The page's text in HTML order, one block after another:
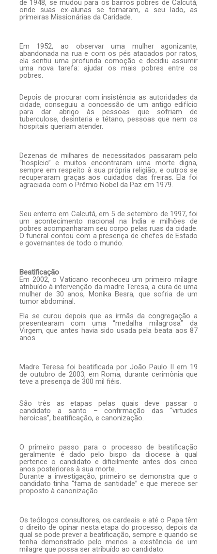
de 1948, se mudou para os bairros pobres de Calcutá,
onde suas ex-alunas se tornaram, a seu lado, as
primeiras Missionárias da Caridade.
Em 1952, ao observar uma mulher agonizante,
abandonada na rua e com os pés atacados por ratos,
ela sentiu uma profunda comoção e decidiu assumir
uma nova tarefa: ajudar os mais pobres entre os
pobres.
Depois de procurar com insistência as autoridades da
cidade, conseguiu a concessão de um antigo edifício
para dar abrigo às pessoas que sofriam de
tuberculose, desinteria e tétano, pessoas que nem os
hospitais queriam atender.
Dezenas de milhares de necessitados passaram pelo
“hospício” e muitos encontraram uma morte digna,
sempre em respeito à sua própria religião, e outros se
recuperaram graças aos cuidados das freiras. Ela foi
agraciada com o Prêmio Nobel da Paz em 1979.
Seu enterro em Calcutá, em 5 de setembro de 1997, foi
um acontecimento nacional na Índia e milhões de
pobres acompanharam seu corpo pelas ruas da cidade.
O funeral contou com a presença de chefes de Estado
e governantes de todo o mundo.
Beatificação
Em 2002, o Vaticano reconheceu um primeiro milagre
atribuído à intervenção da madre Teresa, a cura de uma
mulher de 30 anos, Monika Besra, que sofria de um
tumor abdominal.
Ela se curou depois que as irmãs da congregação a
presentearam com uma “medalha milagrosa” da
Virgem, que antes havia sido usada pela beata aos 87
anos.
Madre Teresa foi beatificada por João Paulo II em 19
de outubro de 2003, em Roma, durante cerimônia que
teve a presença de 300 mil fiéis.
São três as etapas pelas quais deve passar o
candidato a santo – confirmação das “virtudes
heroicas”, beatificação, e canonização.
O primeiro passo para o processo de beatificação
geralmente é dado pelo bispo da diocese à qual
pertence o candidato e dificilmente antes dos cinco
anos posteriores à sua morte.
Durante a investigação, primeiro se demonstra que o
candidato tinha “fama de santidade” e que merece ser
proposto à canonização.
Os teólogos consultores, os cardeais e até o Papa têm
o direito de opinar nesta etapa do processo, depois da
qual se pode prever a beatificação, sempre e quando se
tenha demonstrado pelo menos a existência de um
milagre que possa ser atribuído ao candidato.